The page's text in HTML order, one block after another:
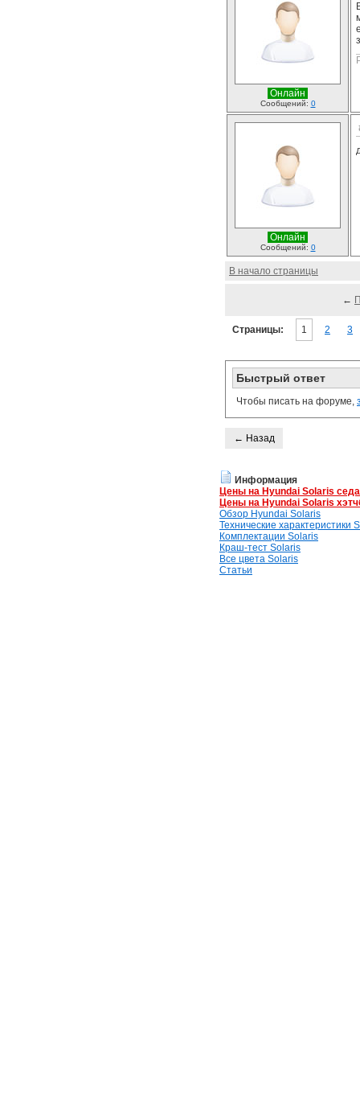
Онлайн
Сообщений: 0
Онлайн
Сообщений: 0
В начало страницы
←
Страницы: 1 2 3
Быстрый ответ
Чтобы писать на форуме,
← Назад
Информация
Цены на Hyundai Solaris
Цены на Hyundai Solaris
Обзор Hyundai Solaris
Технические характеристики
Комплектации Solaris
Краш-тест Solaris
Все цвета Solaris
Статьи